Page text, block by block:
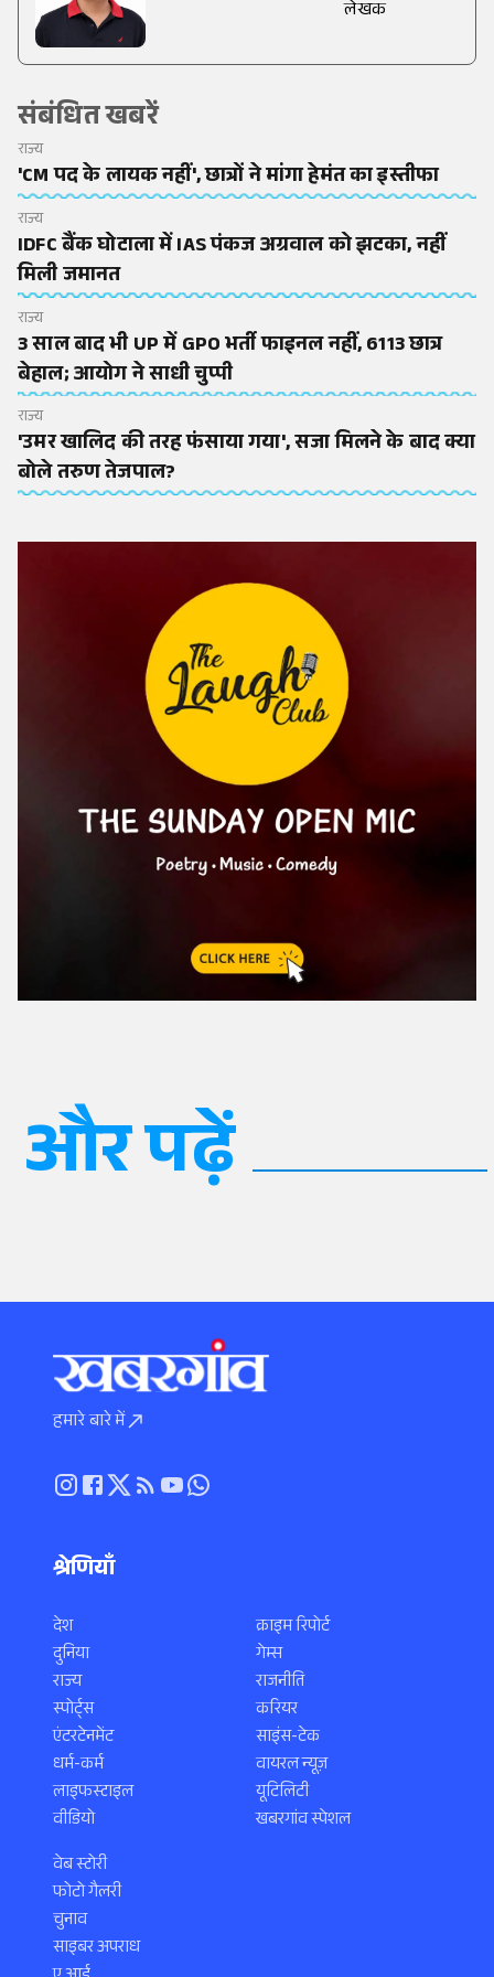
लेखक
संबंधित खबरें
राज्य
'CM पद के लायक नहीं', छात्रों ने मांगा हेमंत का इस्तीफा
राज्य
IDFC बैंक घोटाला में IAS पंकज अग्रवाल को झटका, नहीं
मिली जमानत
राज्य
3 साल बाद भी UP में GPO भर्ती फाइनल नहीं, 6113 छात्र
बेहाल; आयोग ने साधी चुप्पी
राज्य
'उमर खालिद की तरह फंसाया गया', सजा मिलने के बाद क्या
बोले तरुण तेजपाल?
और पढ़ें
हमारे बारे में
श्रेणियाँ
देश
दुनिया
राज्य
स्पोर्ट्स
एंटरटेनमेंट
धर्म-कर्म
लाइफस्टाइल
वीडियो
क्राइम रिपोर्ट
गेम्स
राजनीति
करियर
साइंस-टेक
वायरल न्यूज़
यूटिलिटी
खबरगांव स्पेशल
वेब स्टोरी
फोटो गैलरी
चुनाव
साइबर अपराध